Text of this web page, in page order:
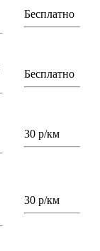
Бесплатно
Бесплатно
30 р/км
30 р/км